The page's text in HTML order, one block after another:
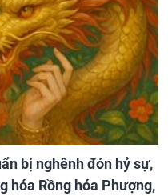
bị nghênh đón hỷ sự,
hóa Rồng hóa Phượng,